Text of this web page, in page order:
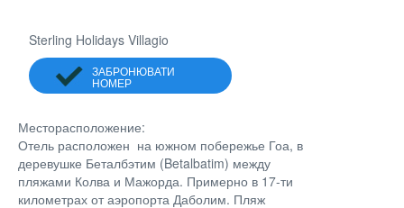
Sterling Holidays Villagio
ЗАБРОНЮВАТИ
НОМЕР
Месторасположение:
Отель расположен на южном побережье Гоа, в
деревушке Беталбэтим (Betalbatim) между
пляжами Колва и Мажорда. Примерно в 17-ти
километрах от аэропорта Даболим. Пляж